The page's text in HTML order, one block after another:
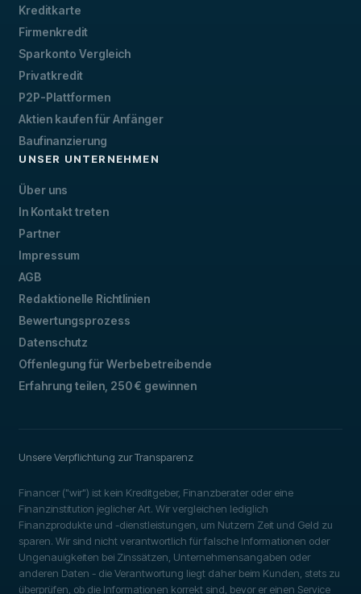
Kreditkarte
Firmenkredit
Sparkonto Vergleich
Privatkredit
P2P-Plattformen
Aktien kaufen für Anfänger
Baufinanzierung
UNSER UNTERNEHMEN
Über uns
In Kontakt treten
Partner
Impressum
AGB
Redaktionelle Richtlinien
Bewertungsprozess
Datenschutz
Offenlegung für Werbebetreibende
Erfahrung teilen, 250 € gewinnen
Unsere Verpflichtung zur Transparenz
Financer ("wir") ist kein Kreditgeber, Finanzberater oder eine
Finanzinstitution jeglicher Art. Wir vergleichen lediglich
Finanzprodukte und -dienstleistungen, um Nutzern Zeit und Geld zu
sparen. Wir sind nicht verantwortlich für falsche Informationen oder
Ungenauigkeiten bei Zinssätzen, Unternehmensangaben oder
anderen Daten - die Verantwortung liegt daher beim Kunden, stets zu
überprüfen, ob die Informationen korrekt sind, bevor er einen Service